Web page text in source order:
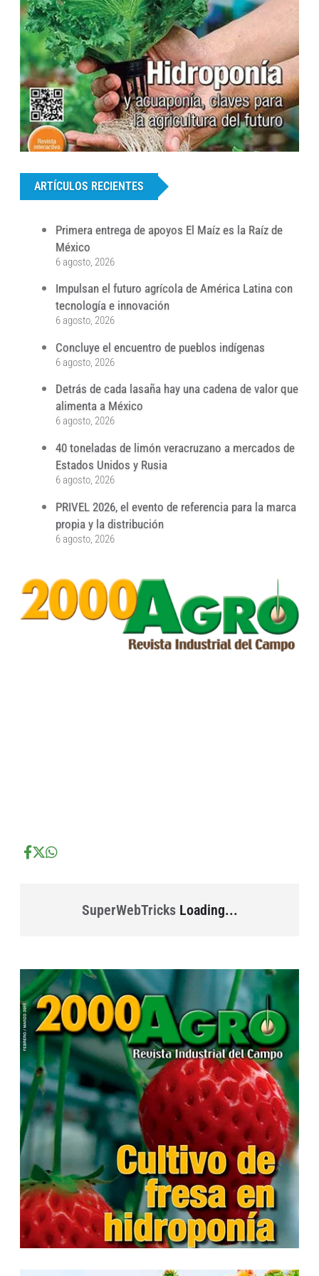
ARTÍCULOS RECIENTES
Primera entrega de apoyos El Maíz es la Raíz de
México
6 agosto, 2026
Impulsan el futuro agrícola de América Latina con
tecnología e innovación
6 agosto, 2026
Concluye el encuentro de pueblos indígenas
6 agosto, 2026
Detrás de cada lasaña hay una cadena de valor que
alimenta a México
6 agosto, 2026
40 toneladas de limón veracruzano a mercados de
Estados Unidos y Rusia
6 agosto, 2026
PRIVEL 2026, el evento de referencia para la marca
propia y la distribución
6 agosto, 2026
SuperWebTricksLoading...